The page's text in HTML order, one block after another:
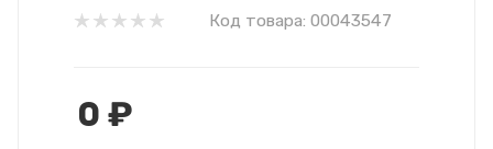
Код товара: 00043547
0 ₽